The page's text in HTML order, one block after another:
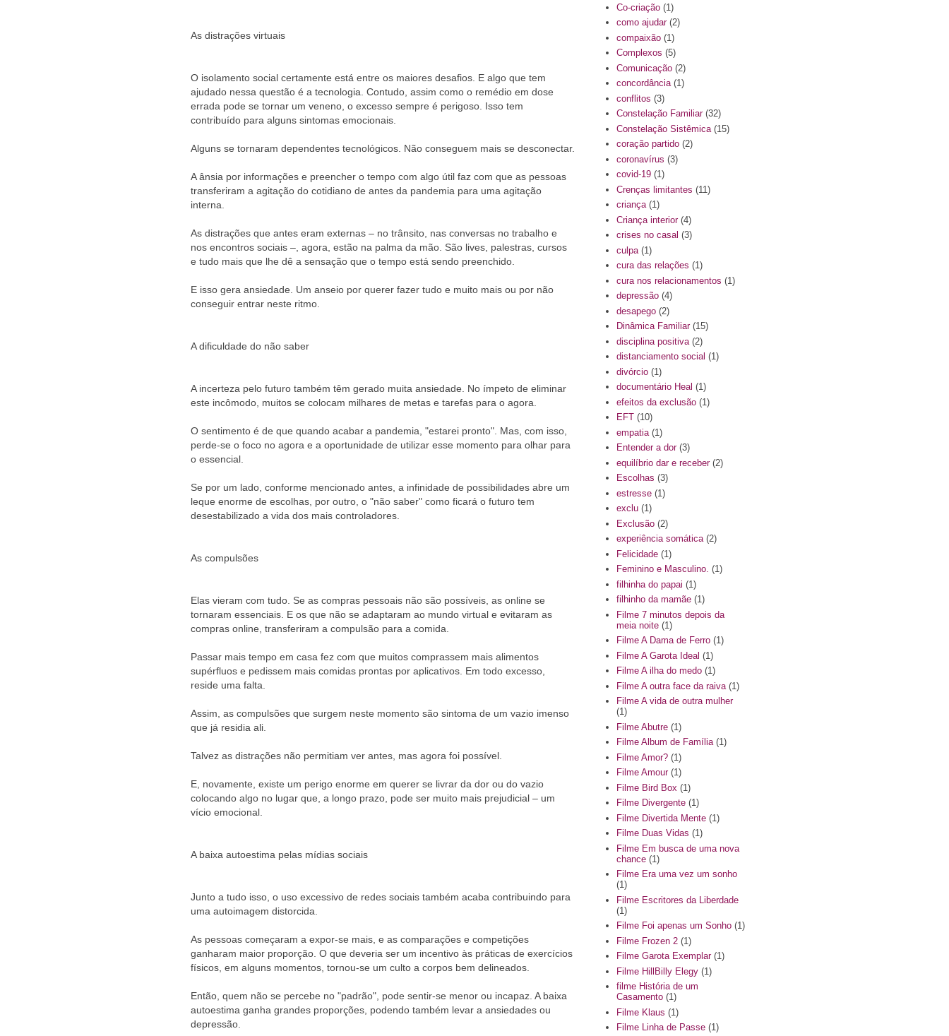
As distrações virtuais
O isolamento social certamente está entre os maiores desafios. E algo que tem
ajudado nessa questão é a tecnologia. Contudo, assim como o remédio em dose
errada pode se tornar um veneno, o excesso sempre é perigoso. Isso tem
contribuído para alguns sintomas emocionais.
Alguns se tornaram dependentes tecnológicos. Não conseguem mais se desconectar.
A ânsia por informações e preencher o tempo com algo útil faz com que as pessoas
transferiram a agitação do cotidiano de antes da pandemia para uma agitação
interna.
As distrações que antes eram externas – no trânsito, nas conversas no trabalho e
nos encontros sociais –, agora, estão na palma da mão. São lives, palestras, cursos
e tudo mais que lhe dê a sensação que o tempo está sendo preenchido.
E isso gera ansiedade. Um anseio por querer fazer tudo e muito mais ou por não
conseguir entrar neste ritmo.
A dificuldade do não saber
A incerteza pelo futuro também têm gerado muita ansiedade. No ímpeto de eliminar
este incômodo, muitos se colocam milhares de metas e tarefas para o agora.
O sentimento é de que quando acabar a pandemia, "estarei pronto". Mas, com isso,
perde-se o foco no agora e a oportunidade de utilizar esse momento para olhar para
o essencial.
Se por um lado, conforme mencionado antes, a infinidade de possibilidades abre um
leque enorme de escolhas, por outro, o "não saber" como ficará o futuro tem
desestabilizado a vida dos mais controladores.
As compulsões
Elas vieram com tudo. Se as compras pessoais não são possíveis, as online se
tornaram essenciais. E os que não se adaptaram ao mundo virtual e evitaram as
compras online, transferiram a compulsão para a comida.
Passar mais tempo em casa fez com que muitos comprassem mais alimentos
supérfluos e pedissem mais comidas prontas por aplicativos. Em todo excesso,
reside uma falta.
Assim, as compulsões que surgem neste momento são sintoma de um vazio imenso
que já residia ali.
Talvez as distrações não permitiam ver antes, mas agora foi possível.
E, novamente, existe um perigo enorme em querer se livrar da dor ou do vazio
colocando algo no lugar que, a longo prazo, pode ser muito mais prejudicial – um
vício emocional.
A baixa autoestima pelas mídias sociais
Junto a tudo isso, o uso excessivo de redes sociais também acaba contribuindo para
uma autoimagem distorcida.
As pessoas começaram a expor-se mais, e as comparações e competições
ganharam maior proporção. O que deveria ser um incentivo às práticas de exercícios
físicos, em alguns momentos, tornou-se um culto a corpos bem delineados.
Então, quem não se percebe no "padrão", pode sentir-se menor ou incapaz. A baixa
autoestima ganha grandes proporções, podendo também levar a ansiedades ou
depressão.
Co-criação (1)
como ajudar (2)
compaixão (1)
Complexos (5)
Comunicação (2)
concordância (1)
conflitos (3)
Constelação Familiar (32)
Constelação Sistêmica (15)
coração partido (2)
coronavírus (3)
covid-19 (1)
Crenças limitantes (11)
criança (1)
Criança interior (4)
crises no casal (3)
culpa (1)
cura das relações (1)
cura nos relacionamentos (1)
depressão (4)
desapego (2)
Dinâmica Familiar (15)
disciplina positiva (2)
distanciamento social (1)
divórcio (1)
documentário Heal (1)
efeitos da exclusão (1)
EFT (10)
empatia (1)
Entender a dor (3)
equilíbrio dar e receber (2)
Escolhas (3)
estresse (1)
exclu (1)
Exclusão (2)
experiência somática (2)
Felicidade (1)
Feminino e Masculino. (1)
filhinha do papai (1)
filhinho da mamãe (1)
Filme 7 minutos depois da
meia noite (1)
Filme A Dama de Ferro (1)
Filme A Garota Ideal (1)
Filme A ilha do medo (1)
Filme A outra face da raiva (1)
Filme A vida de outra mulher
(1)
Filme Abutre (1)
Filme Album de Família (1)
Filme Amor? (1)
Filme Amour (1)
Filme Bird Box (1)
Filme Divergente (1)
Filme Divertida Mente (1)
Filme Duas Vidas (1)
Filme Em busca de uma nova
chance (1)
Filme Era uma vez um sonho
(1)
Filme Escritores da Liberdade
(1)
Filme Foi apenas um Sonho (1)
Filme Frozen 2 (1)
Filme Garota Exemplar (1)
Filme HillBilly Elegy (1)
filme História de um
Casamento (1)
Filme Klaus (1)
Filme Linha de Passe (1)